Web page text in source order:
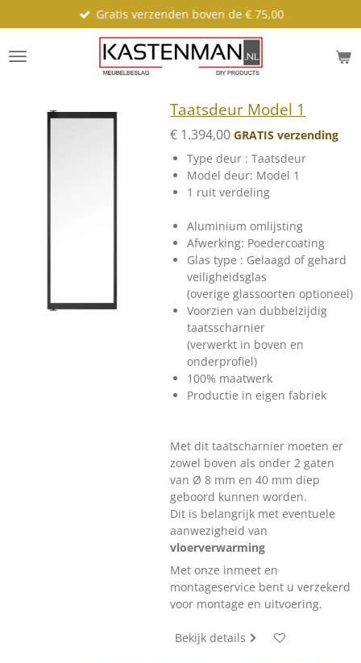
direct
naar
de
Gratis verzenden boven de € 75,00
Taatsdeur Model 1
€ 1.394,00 GRATIS verzending
Type deur : Taatsdeur
Model deur: Model 1
1 ruit verdeling
Aluminium omlijsting
Afwerking: Poedercoating
Glas type : Gelaagd of gehard
veiligheidsglas
(overige glassoorten optioneel)
Voorzien van dubbelzijdig
taatsscharnier
(verwerkt in boven en
onderprofiel)
100% maatwerk
Productie in eigen fabriek
Met dit taatscharnier moeten er
zowel boven als onder 2 gaten
van Ø 8 mm en 40 mm diep
geboord kunnen worden.
Dit is belangrijk met eventuele
aanwezigheid van
vloerverwarming
Met onze inmeet en
montageservice bent u verzekerd
voor montage en uitvoering.
Bekijk details